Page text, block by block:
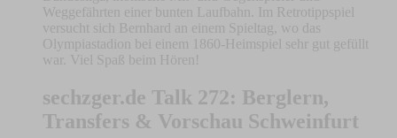
Weggefährten einer bunten Laufbahn. Im Retrotippspiel
versucht sich Bernhard an einem Spieltag, wo das
Olympiastadion bei einem 1860-Heimspiel sehr gut gefüllt
war. Viel Spaß beim Hören!
sechzger.de Talk 272: Berglern,
Transfers & Vorschau Schweinfurt